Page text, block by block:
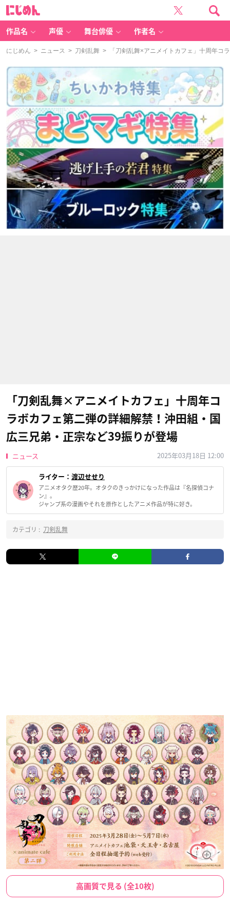
作品名 声優 舞台俳優 作者名
にじめん > ニュース > 刀剣乱舞 > 「刀剣乱舞×アニメイトカフェ」十周年コ
「刀剣乱舞×アニメイトカフェ」十周年コ
ラボカフェ第二弾の詳細解禁！沖田組・国
広三兄弟・正宗など39振りが登場
ニュース 2025年03月18日 12:00
ライター： 渡辺せせり
アニメオタク歴20年。オタクのきっかけになった作品は『名探偵コナ
ン』。
ジャンプ系の漫画やそれを原作としたアニメ作品が特に好き。
カテゴリ : 刀剣乱舞
高画質で見る (全10枚)